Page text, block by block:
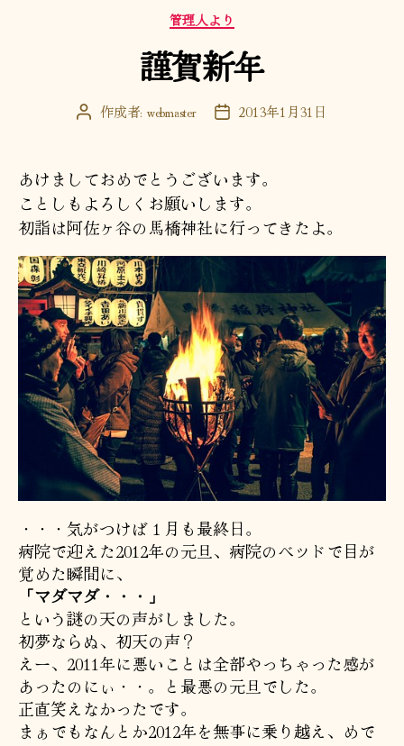
カ
テ
ゴ
リ
管理人より
謹賀新年
投 作成者: webmaster
投 2013年1月31日
あけましておめでとうございます。
ことしもよろしくお願いします。
初詣は阿佐ヶ谷の馬橋神社に行ってきたよ。
・・・気がつけば１月も最終日。
病院で迎えた2012年の元旦、病院のベッドで目が
覚めた瞬間に、
「マダマダ・・・」
という謎の天の声がしました。
初夢ならぬ、初天の声？
えー、2011年に悪いことは全部やっちゃった感が
あったのにぃ・・。と最悪の元旦でした。
正直笑えなかったです。
まぁでもなんとか2012年を無事に乗り越え、めで